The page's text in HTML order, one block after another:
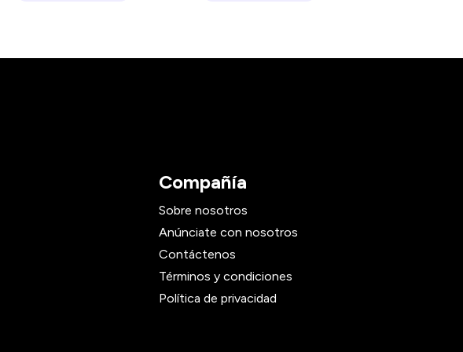
Compañía
Sobre nosotros
Anúnciate con nosotros
Contáctenos
Términos y condiciones
Política de privacidad